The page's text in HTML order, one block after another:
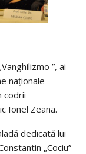
”, ai
naţionale
codrii
Ionel Zeana.
dedicată lui
„Cociu”